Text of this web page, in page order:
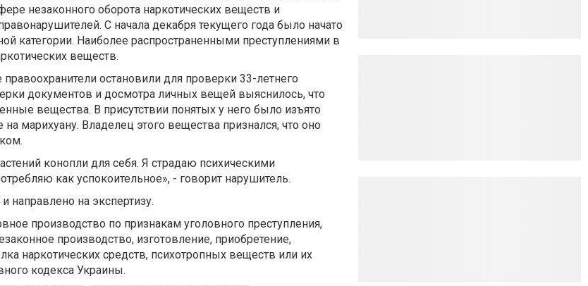
незаконного оборота наркотических веществ и
С начала декабря текущего года было начато
категории. Наиболее распространенными преступлениями в
веществ.
остановили для проверки 33-летнего
документов и досмотра личных вещей выяснилось, что
вещества. В присутствии понятых у него было изъято
марихуану. Владелец этого вещества признался, что оно
конопли для себя. Я страдаю психическими
как успокоительное», - говорит нарушитель.
направлено на экспертизу.
производство по признакам уголовного преступления,
производство, изготовление, приобретение,
наркотических средств, психотропных веществ или их
кодекса Украины.